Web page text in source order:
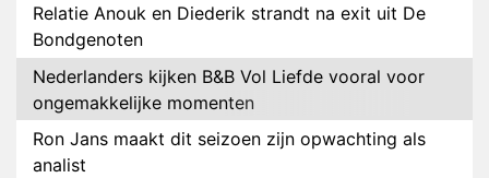
Relatie Anouk en Diederik strandt na exit uit De
Bondgenoten
Nederlanders kijken B&B Vol Liefde vooral voor
ongemakkelijke momenten
Ron Jans maakt dit seizoen zijn opwachting als
analist